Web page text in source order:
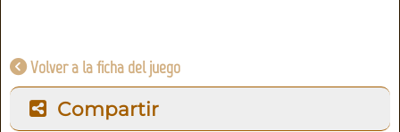
Volver a la ficha del juego
Compartir